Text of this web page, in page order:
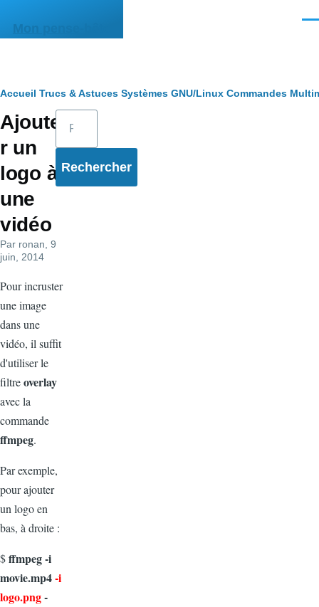
Mon pense-bête
Fil
d'Ariane
Accueil Trucs & Astuces Systèmes GNU/Linux Commandes
Ajoute
r un
logo à
une
vidéo
Par ronan , 9
juin, 2014
Pour incruster
une image
dans une
vidéo, il suffit
d'utiliser le
filtreoverlay
avec la
commande
ffmpeg.
Par exemple,
pour ajouter
un logo en
bas, à droite :
$ffmpeg -i
movie.mp4-i
logo.png-
Rechercher